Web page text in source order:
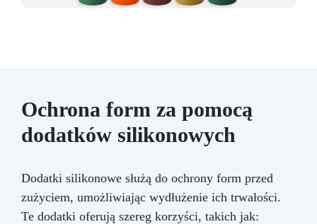
Ochrona form za pomocą
dodatków silikonowych
Dodatki silikonowe służą do ochrony form przed
zużyciem, umożliwiając wydłużenie ich trwałości.
Te dodatki oferują szereg korzyści, takich jak: